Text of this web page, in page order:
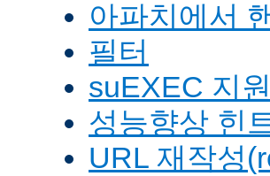
아파치에서
필터
suEXEC 지원
성능향상 힌
URL 재작성